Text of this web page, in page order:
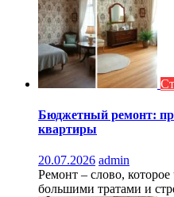
Бюджетный ремонт:
квартиры
20.07.2026 admin
Ремонт – слово,
большими тратами и